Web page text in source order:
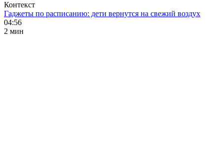
Контекст
Гаджеты по расписанию: дети вернутся на свежий воздух
04:56
2 мин